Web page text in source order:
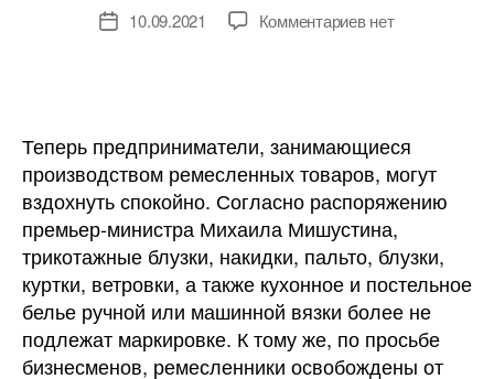
Дата10.09.2021 Комментариевк
отмене
маркировки
на
ремесленную
продукцию
была
удовлетворена
нет
Теперь предприниматели, занимающиеся
производством ремесленных товаров, могут
вздохнуть спокойно. Согласно распоряжению
премьер-министра Михаила Мишустина,
трикотажные блузки, накидки, пальто, блузки,
куртки, ветровки, а также кухонное и постельное
белье ручной или машинной вязки более не
подлежат маркировке. К тому же, по просьбе
бизнесменов, ремесленники освобождены от